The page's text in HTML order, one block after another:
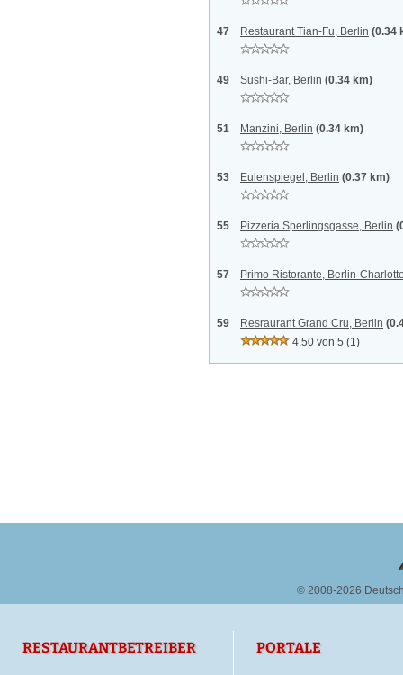
47 Restaurant Tian-Fu, Berlin (0.34
49 Sushi-Bar, Berlin (0.34 km)
51 Manzini, Berlin (0.34 km)
53 Eulenspiegel, Berlin (0.37 km)
55 Pizzeria Sperlingsgasse, Berlin
57 Primo Ristorante, Berlin-
59 Resraurant Grand Cru, Berlin
4.50 von 5 (1)
© 2008-2026
RESTAURANTBETREIBER PORTALE